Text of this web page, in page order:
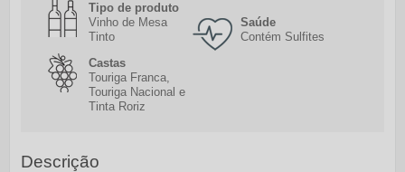
Tipo de produto
Vinho de Mesa
Tinto
Saúde
Contém Sulfites
Castas
Touriga Franca,
Touriga Nacional e
Tinta Roriz
Descrição